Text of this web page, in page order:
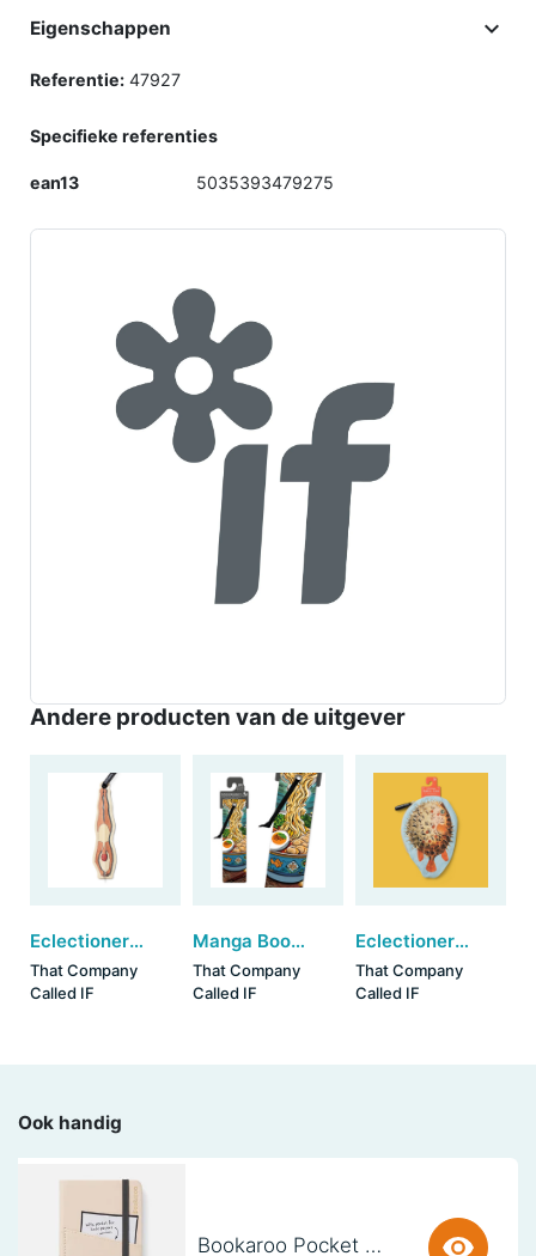
Eigenschappen 
Referentie: 47927
Specifieke referenties
ean13 5035393479275
Andere producten van de uitgever
Eclectionery Bookmark Pens - Swimmer (set van 3)
That Company
Called IF
Manga Bookmarks - Ramen Bowl (set van 3)
That Company
Called IF
Eclectionery Pencil Case - Puffer Fish
That Company
Called IF
Ook handig
Bookaroo Pocket Notebook (A6) - CREAM